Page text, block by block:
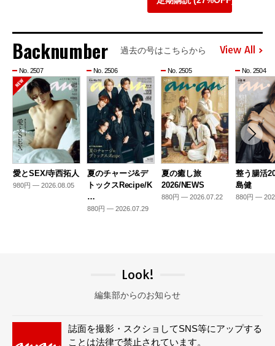
Backnumber 過去の号はこちらから View All
No. 2507
愛とSEX/寺西拓人
980円 — 2026.08.05
No. 2506
夏のチャージ&デ
トックスRecipe/K
…
880円 — 2026.07.29
No. 2505
夏の癒し旅
2026/NEWS
880円 — 2026.07.22
No. 2504
整う腸活
島健
880円 —
Look!
編集部からのお知らせ
誌面を撮影・スクショしてSNS等にアップする
ことは法律で禁止されています。